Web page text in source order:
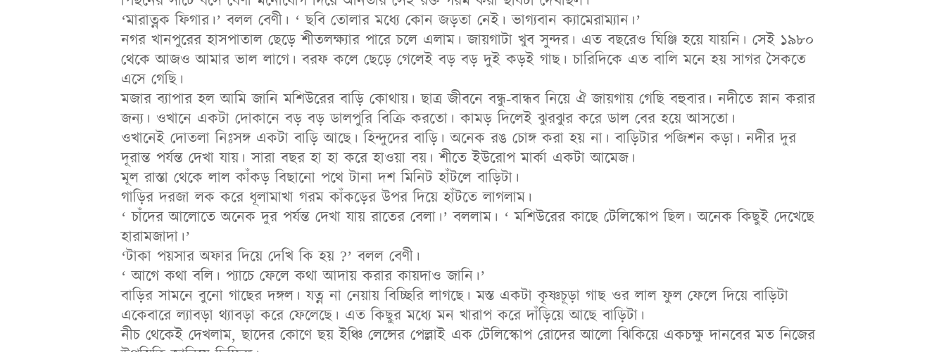
‘মারাত্নক ফিগার।’ বলল বেণী। ‘ ছবি তোলার মধ্যে কোন জড়তা নেই। ভাগ্যবান ক্যামেরাম্যান।’
নগর খানপুরের হাসপাতাল ছেড়ে শীতলক্ষ্যার পারে চলে এলাম। জায়গাটা খুব সুন্দর। এত বছরেও ঘিঞ্জি হয়ে যায়নি। সেই ১৯৮০
থেকে আজও আমার ভাল লাগে। বরফ কলে ছেড়ে গেলেই বড় বড় দুই কড়ই গাছ। চারিদিকে এত বালি মনে হয় সাগর সৈকতে
এসে গেছি।
মজার ব্যাপার হল আমি জানি মশিউরের বাড়ি কোথায়। ছাত্র জীবনে বন্ধু-বান্ধব নিয়ে ঐ জায়গায় গেছি বহুবার। নদীতে স্নান করার
জন্য। ওখানে একটা দোকানে বড় বড় ডালপুরি বিক্রি করতো। কামড় দিলেই ঝুরঝুর করে ডাল বের হয়ে আসতো।
ওখানেই দোতলা নিঃসঙ্গ একটা বাড়ি আছে। হিন্দুদের বাড়ি। অনেক রঙ চোঙ্গ করা হয় না। বাড়িটার পজিশন কড়া। নদীর দুর
দূরান্ত পর্যন্ত দেখা যায়। সারা বছর হা হা করে হাওয়া বয়। শীতে ইউরোপ মার্কা একটা আমেজ।
মূল রাস্তা থেকে লাল কাঁকড় বিছানো পথে টানা দশ মিনিট হাঁটলে বাড়িটা।
গাড়ির দরজা লক করে ধূলামাখা গরম কাঁকড়ের উপর দিয়ে হাঁটতে লাগলাম।
‘ চাঁদের আলোতে অনেক দুর পর্যন্ত দেখা যায় রাতের বেলা।’ বললাম। ‘ মশিউরের কাছে টেলিস্কোপ ছিল। অনেক কিছুই দেখেছে
হারামজাদা।’
‘টাকা পয়সার অফার দিয়ে দেখি কি হয় ?’ বলল বেণী।
‘ আগে কথা বলি। প্যাচে ফেলে কথা আদায় করার কায়দাও জানি।’
বাড়ির সামনে বুনো গাছের দঙ্গল। যত্ন না নেয়ায় বিচ্ছিরি লাগছে। মস্ত একটা কৃষ্ণচূড়া গাছ ওর লাল ফুল ফেলে দিয়ে বাড়িটা
একেবারে ল্যাবড়া থ্যাবড়া করে ফেলেছে। এত কিছুর মধ্যে মন খারাপ করে দাঁড়িয়ে আছে বাড়িটা।
নীচ থেকেই দেখলাম, ছাদের কোণে ছয় ইঞ্চি লেন্সের পেল্লাই এক টেলিস্কোপ রোদের আলো ঝিকিয়ে একচক্ষু দানবের মত নিজের